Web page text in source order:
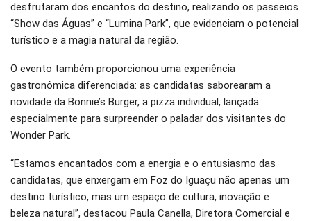
desfrutaram dos encantos do destino, realizando os passeios
“Show das Águas” e “Lumina Park”, que evidenciam o potencial
turístico e a magia natural da região.
O evento também proporcionou uma experiência
gastronômica diferenciada: as candidatas saborearam a
novidade da Bonnie’s Burger, a pizza individual, lançada
especialmente para surpreender o paladar dos visitantes do
Wonder Park.
“Estamos encantados com a energia e o entusiasmo das
candidatas, que enxergam em Foz do Iguaçu não apenas um
destino turístico, mas um espaço de cultura, inovação e
beleza natural”, destacou Paula Canella, Diretora Comercial e